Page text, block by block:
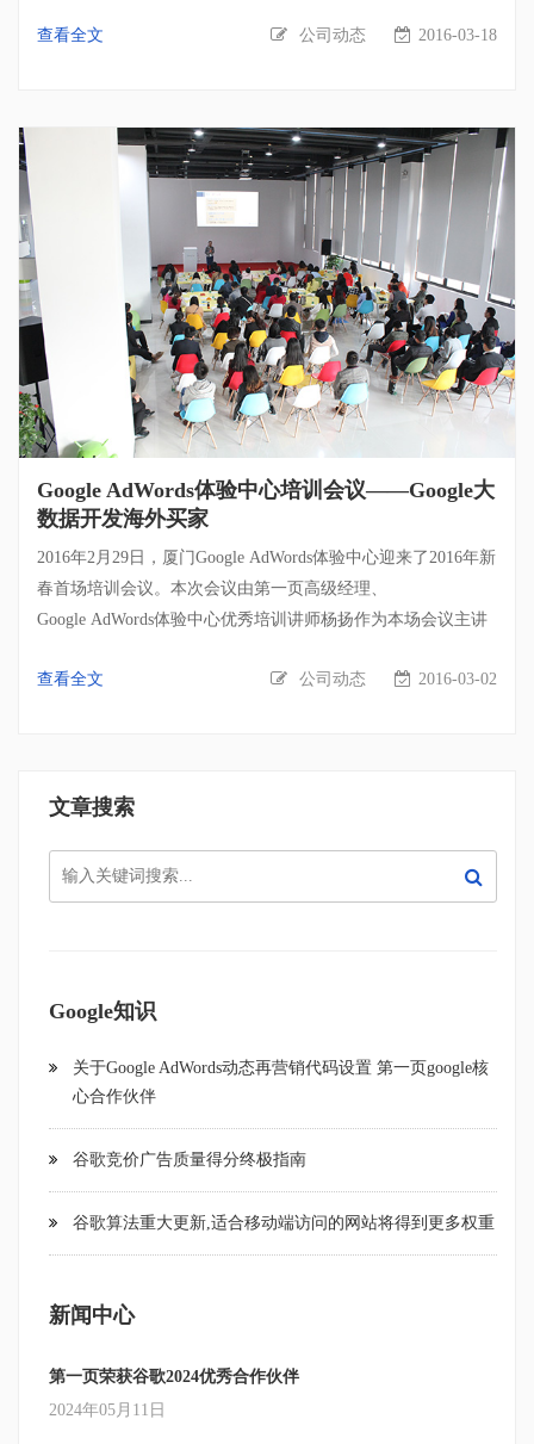
理杨扬担任讲师，分享外贸新思维运用以及Google开发海外客
AdWords体验中心专场培训。由第一页运营总监丁娟担任讲
师。 2016年4月20日——广州专场 《如何借助互联网提升企业
战斗力》广州中心皇冠假日酒店专场培训会议。由第一页广东
区域总监李木担任讲师。 5月培训即将陆续开展，敬请期待！
会议咨询；400-666-7710 400-661-8788
海外市场的决心参与分享和交流。没错，继2月29日会议之后，
验中心优秀培训讲师曾辉先生作为主讲师，拥有十年以上的互
联网推广经验的他，已为上万家企业提供专业的网络推广培训
及咨询。在本次会议中，洞悉外贸现状瓶颈的他，为现场的近
百位外贸人带来了解决外贸困境的贴心干货。 “开发客户
难”，“网站无人问津”一直是许多外贸企业的通病，相信很多在
外贸行业中发愤图强的伙伴们也一直孜孜不倦地尝试着各种解
决方法。曾辉老师把自己认为最好的解决方式分享给大家，从
分析国外买家采购习惯开始，到利用搜索开发线上客户方法，
互联网推广的核心要点，以及网站数据分析，通过这一系列要
点的讲解为在场的外贸伙伴们疏理关于开发客户以及网站流量
方面的困惑。许多伙伴们反应，曾辉老师的讲解使他们受益良
帮助到企业解决实际问题。 伴随着曾辉老师专业又不失幽默风
趣的培训讲解以及伙伴们积极的互动问答，在会议接近尾声之
时，神秘大奖闯进了会场，现场微信抢红包抽取幸运大奖的互
动环节，让现场的伙伴们激动万分。恭喜幸运的小伙伴们，愿
我们送出的神秘大奖能够助你们一臂之力，顺利开发更多的海
查看全文 公司动态 2016-03-18
Google AdWords体验中心培训会议——Google大
数据开发海外买家
2016年2月29日，厦门Google AdWords体验中心迎来了2016年新
春首场培训会议。本次会议由第一页高级经理、
Google AdWords体验中心优秀培训讲师杨扬作为本场会议主讲
训。 第一页高级经理、Google AdWords体验中心优秀培训讲师
辅助工具的利用，如何让买家找到我，以及网站如何提升用户
在这样一个轻松愉快的外贸实战知识分享课堂，各外贸行业伙
伴们齐聚一堂，学习Google开发客户知识技巧，交流分享行业
查看全文 公司动态 2016-03-02
文章搜索
Google知识
关于Google AdWords动态再营销代码设置 第一页google核
心合作伙伴
谷歌竞价广告质量得分终极指南
谷歌算法重大更新,适合移动端访问的网站将得到更多权重
新闻中心
第一页荣获谷歌2024优秀合作伙伴
2024年05月11日